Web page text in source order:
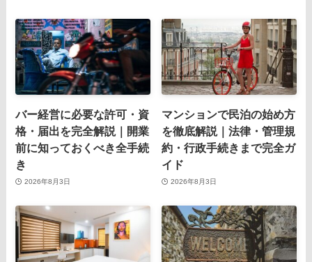
バー経営に必要な許可・資
格・届出を完全解説｜開業
前に知っておくべき全手続
き
2026年8月3日
マンションで民泊の始め方
を徹底解説｜法律・管理規
約・行政手続きまで完全ガ
イド
2026年8月3日